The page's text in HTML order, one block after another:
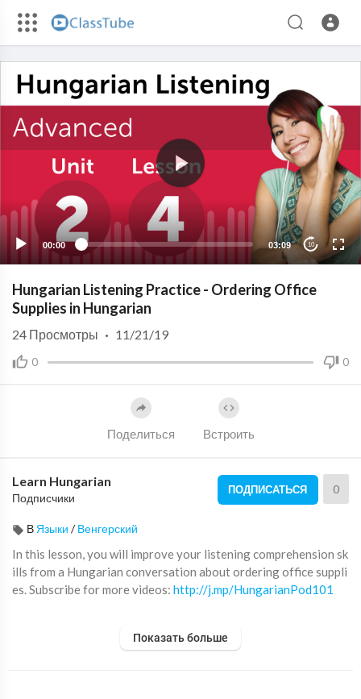
00:00 03:09 10
Hungarian Listening Practice - Ordering Office
Supplies in Hungarian
0 0
24 Просмотры · 11/21/19
Поделиться Встроить
Learn Hungarian
Подписчики
ПОДПИСАТЬСЯ 0
В Языки /Венгерский
In this lesson, you will improve your listening comprehension sk
ills from a Hungarian conversation about ordering office suppli
es. Subscribe for more videos: http://j.mp/HungarianPod101
Показать больше